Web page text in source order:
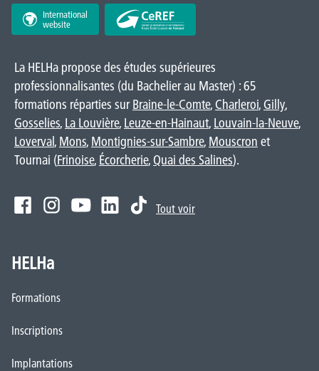
International
website
La HELHa propose des études supérieures
professionnalisantes (du Bachelier au Master) : 65
formations réparties surBraine-le-Comte, Charleroi, Gilly,
Gosselies, La Louvière, Leuze-en-Hainaut, Louvain-la-Neuve,
Loverval, Mons, Montignies-sur-Sambre, Mouscron et
Tournai (Frinoise, Écorcherie, Quai des Salines).
Tout voir
HELHa
Formations
Inscriptions
Implantations